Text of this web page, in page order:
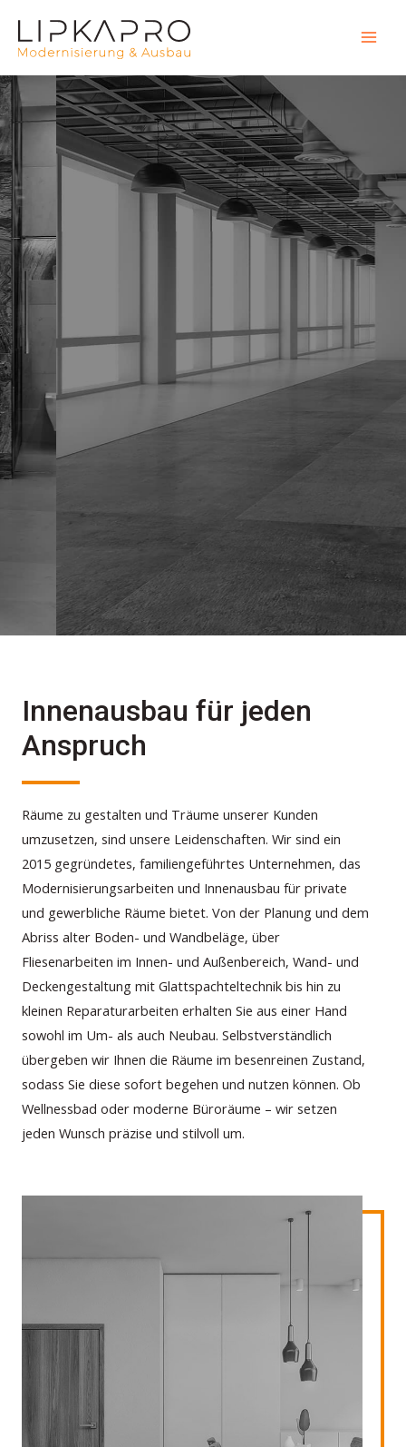
Geschäftskunden –
zuverlässiger Partner
Mehr Infos
Innenausbau für jeden
Anspruch
Räume zu gestalten und Träume unserer Kunden
umzusetzen, sind unsere Leidenschaften. Wir sind ein
2015 gegründetes, familiengeführtes Unternehmen, das
Modernisierungsarbeiten und Innenausbau für private
und gewerbliche Räume bietet. Von der Planung und dem
Abriss alter Boden- und Wandbeläge, über
Fliesenarbeiten im Innen- und Außenbereich, Wand- und
Deckengestaltung mit Glattspachteltechnik bis hin zu
kleinen Reparaturarbeiten erhalten Sie aus einer Hand
sowohl im Um- als auch Neubau. Selbstverständlich
übergeben wir Ihnen die Räume im besenreinen Zustand,
sodass Sie diese sofort begehen und nutzen können. Ob
Wellnessbad oder moderne Büroräume – wir setzen
jeden Wunsch präzise und stilvoll um.